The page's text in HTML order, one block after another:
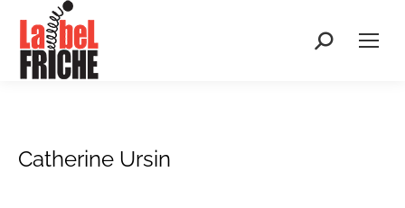
Recherche
Catherine Ursin